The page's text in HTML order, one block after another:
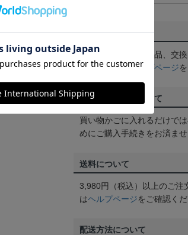
返品・交換について
お客様都合による返品、交
ん。詳しくはヘルプページ
ご注文の確定について
買い物かごに入れるだけで
めにご購入手続きをお済ませ
送料について
3,980円（税込）以上のご注
はヘルプページをご確認くだ
配送方法について